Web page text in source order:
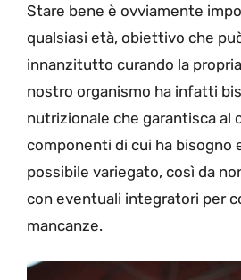
Stare bene è ovviamente
qualsiasi età, obiettivo che
innanzitutto curando la
nostro organismo ha infatti
nutrizionale che garantisca al
componenti di cui ha bisogno
possibile variegato, così da
con eventuali integratori per
mancanze.